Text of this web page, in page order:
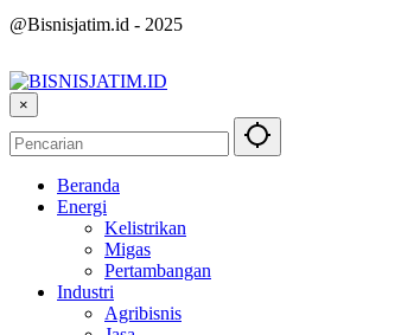
@Bisnisjatim.id - 2025
×
Beranda
Energi
Kelistrikan
Migas
Pertambangan
Industri
Agribisnis